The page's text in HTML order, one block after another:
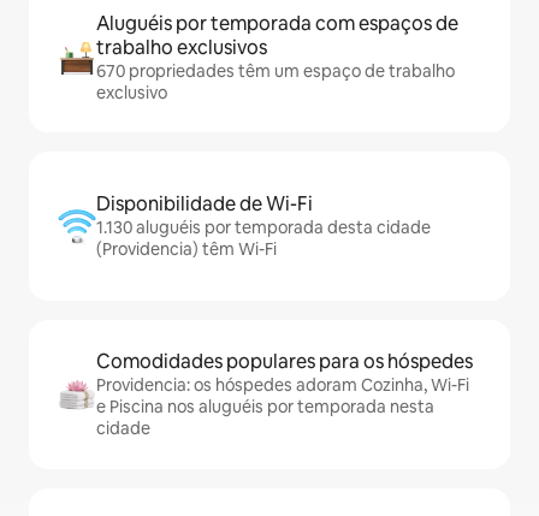
Aluguéis por temporada com espaços de
trabalho exclusivos
670 propriedades têm um espaço de trabalho
exclusivo
Disponibilidade de Wi-Fi
1.130 aluguéis por temporada desta cidade
(Providencia) têm Wi-Fi
Comodidades populares para os hóspedes
Providencia: os hóspedes adoram Cozinha, Wi-Fi
e Piscina nos aluguéis por temporada nesta
cidade